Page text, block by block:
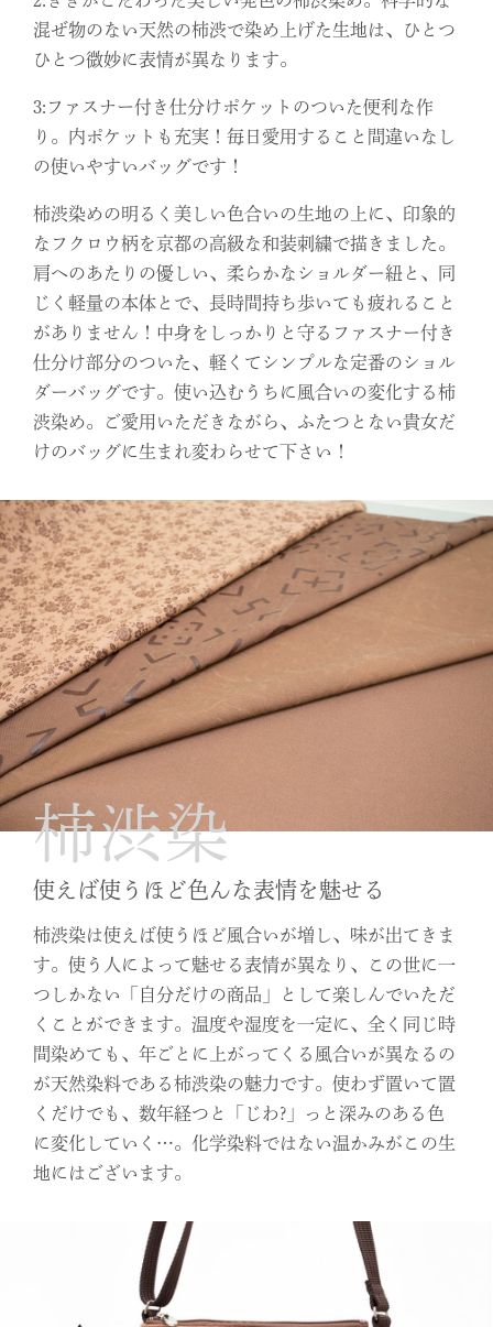
混ぜ物のない天然の柿渋で染め上げた生地は、ひとつ
ひとつ微妙に表情が異なります。
3:ファスナー付き仕分けポケットのついた便利な作
り。内ポケットも充実！毎日愛用すること間違いなし
の使いやすいバッグです！
柿渋染めの明るく美しい色合いの生地の上に、印象的
なフクロウ柄を京都の高級な和装刺繍で描きました。
肩へのあたりの優しい、柔らかなショルダー紐と、同
じく軽量の本体とで、長時間持ち歩いても疲れること
がありません！中身をしっかりと守るファスナー付き
仕分け部分のついた、軽くてシンプルな定番のショル
ダーバッグです。使い込むうちに風合いの変化する柿
渋染め。ご愛用いただきながら、ふたつとない貴女だ
けのバッグに生まれ変わらせて下さい！
柿渋染
使えば使うほど色んな表情を魅せる
柿渋染は使えば使うほど風合いが増し、味が出てきま
す。使う人によって魅せる表情が異なり、この世に一
つしかない「自分だけの商品」として楽しんでいただ
くことができます。温度や湿度を一定に、全く同じ時
間染めても、年ごとに上がってくる風合いが異なるの
が天然染料である柿渋染の魅力です。使わず置いて置
くだけでも、数年経つと「じわ?」っと深みのある色
に変化していく…。化学染料ではない温かみがこの生
地にはございます。